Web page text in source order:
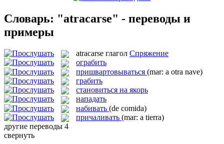
Словарь: "atracarse" - переводы и
примеры
atracarse глагол Спряжение
ограбить
пришвартовываться (mar: a otra nave)
грабить
становиться на якорь
нападать
набивать (de comida)
причаливать (mar: a tierra)
другие переводы 4
свернуть